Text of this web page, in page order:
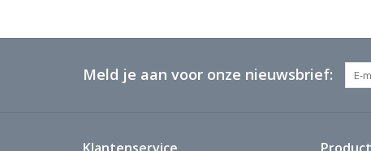
Meld je aan voor onze nieuwsbrief:
Klantenservice